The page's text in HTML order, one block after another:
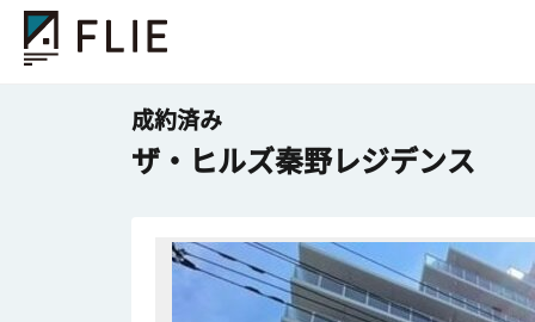
成約済み
ザ・ヒルズ秦野レジデンス